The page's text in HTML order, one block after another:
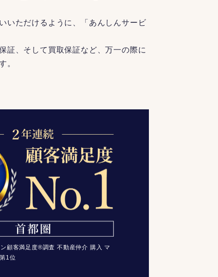
いただけるように、「あんしんサービ
証、そして買取保証など、万一の際に
。
顧客満足度®調査 不動産仲介 購入 マ
1位